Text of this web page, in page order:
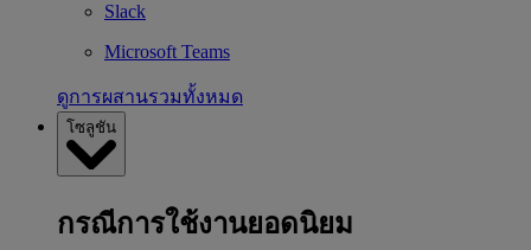
Slack
Microsoft Teams
ดูการผสานรวมทั้งหมด
โซลูชัน
กรณีการใช้งานยอดนิยม